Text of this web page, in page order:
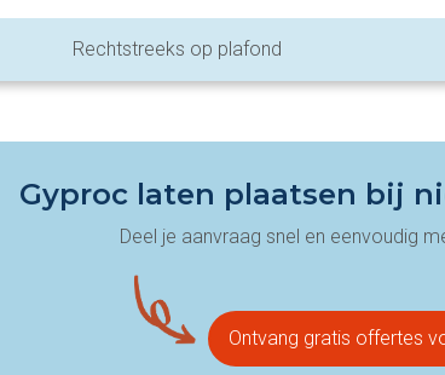
Rechtstreeks op plafond
Gyproc laten plaatsen bij
Deel je aanvraag snel en eenvoudig
Ontvang gratis offertes